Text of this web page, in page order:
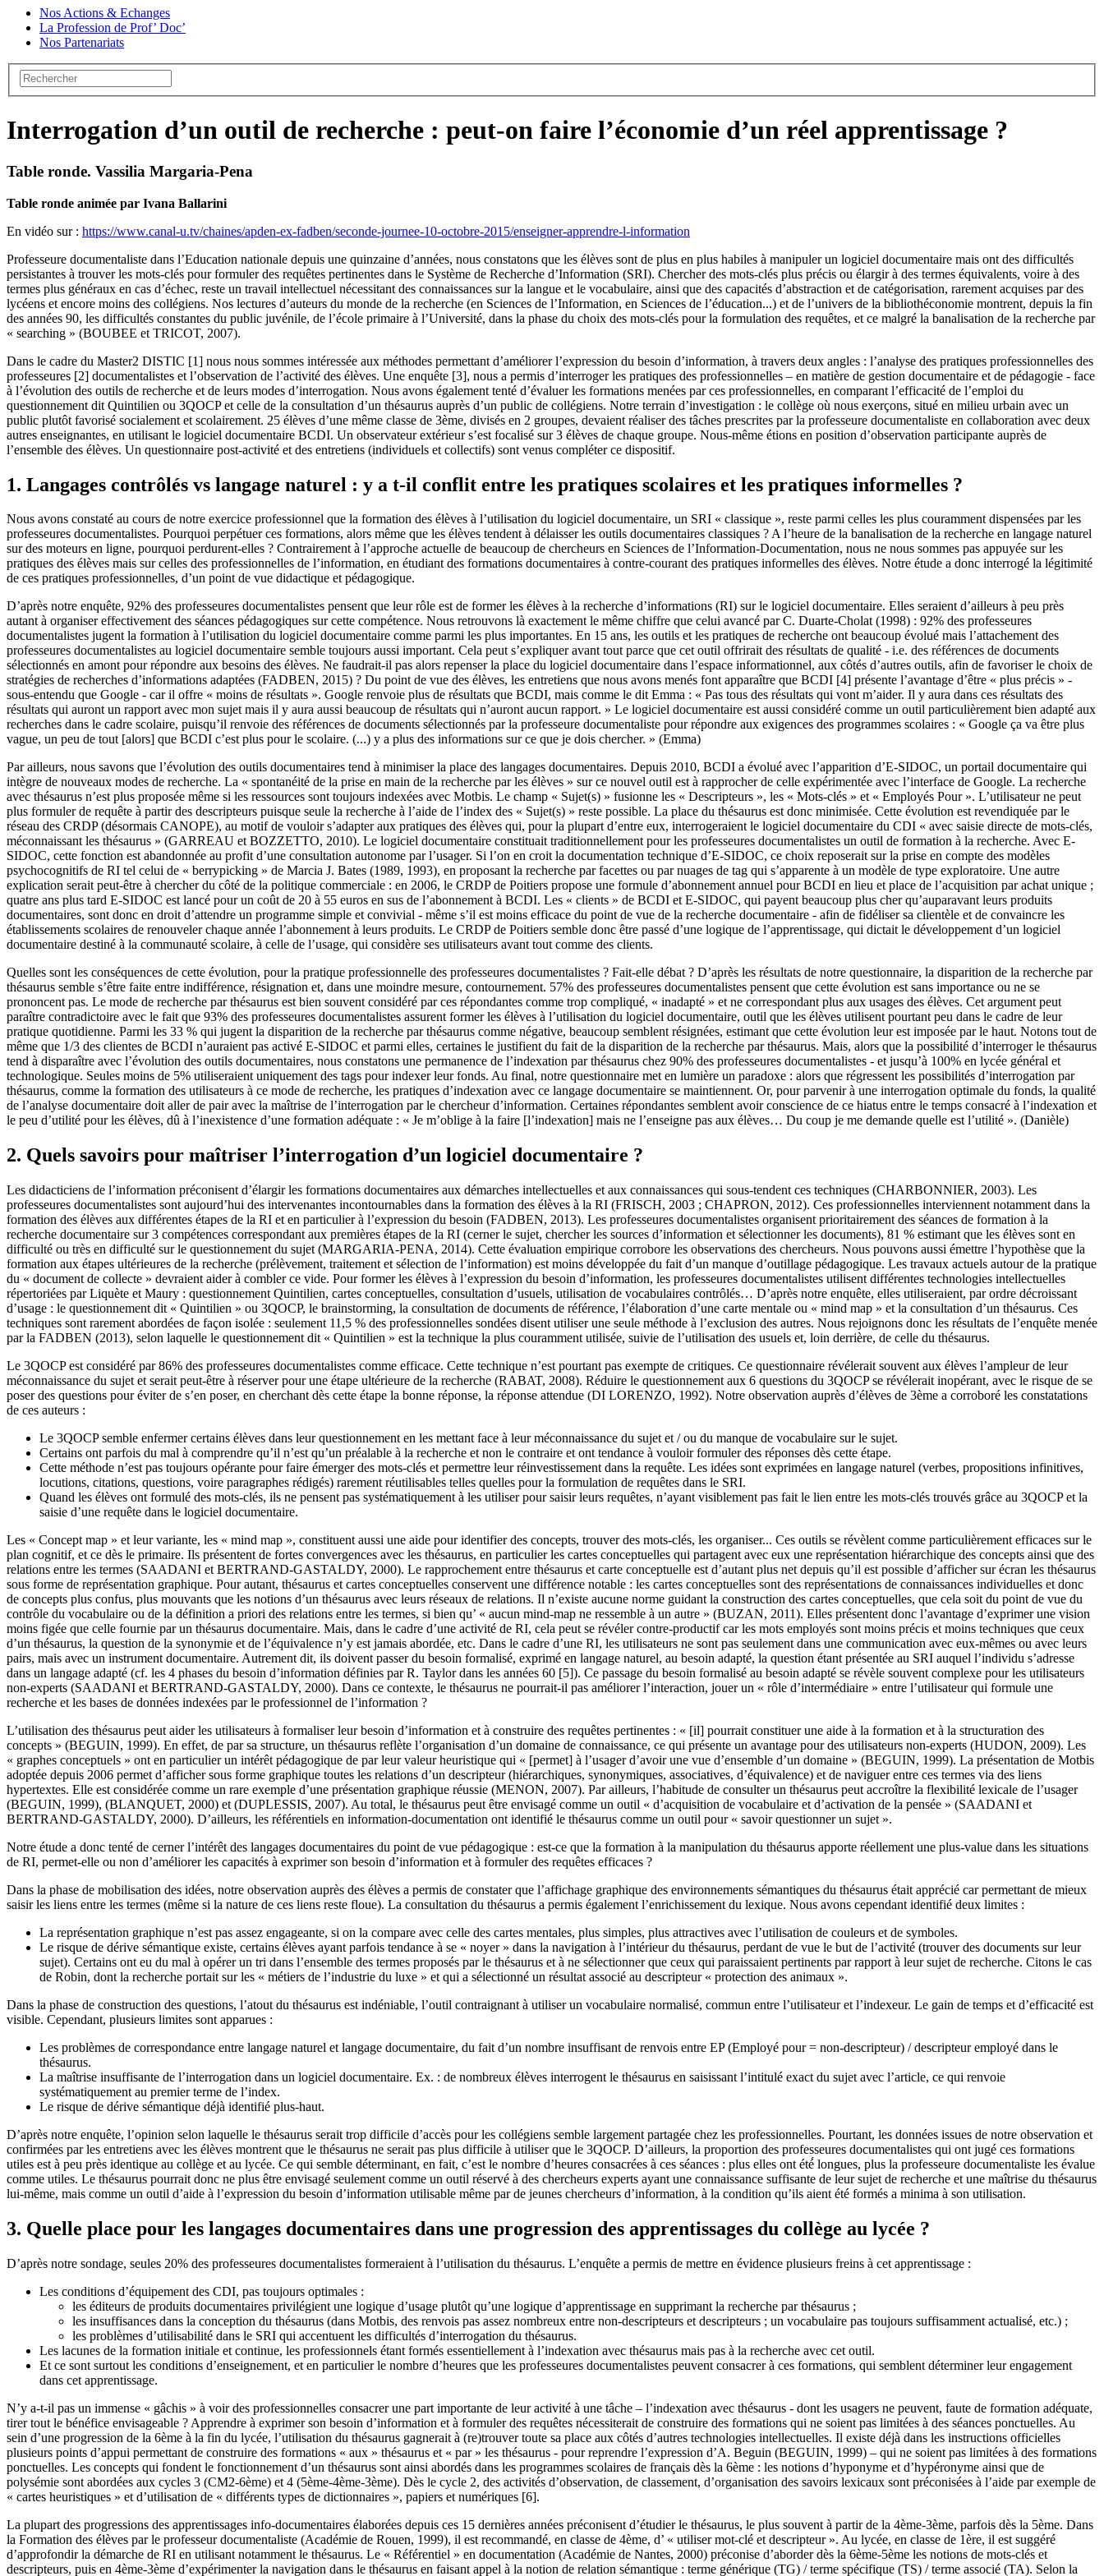
Nos Actions & Echanges
La Profession de Prof’ Doc’
Nos Partenariats
Interrogation d’un outil de recherche : peut-on faire l’économie d’un réel apprentissage ?
Table ronde. Vassilia Margaria-Pena
Table ronde animée par Ivana Ballarini
En vidéo sur : https://www.canal-u.tv/chaines/apden-ex-fadben/seconde-journee-10-octobre-2015/enseigner-apprendre-l-information
Professeure documentaliste dans l’Education nationale depuis une quinzaine d’années, nous constatons que les élèves sont de plus en plus habiles à manipuler un logiciel documentaire mais ont des difficultés
persistantes à trouver les mots-clés pour formuler des requêtes pertinentes dans le Système de Recherche d’Information (SRI). Chercher des mots-clés plus précis ou élargir à des termes équivalents, voire à des
termes plus généraux en cas d’échec, reste un travail intellectuel nécessitant des connaissances sur la langue et le vocabulaire, ainsi que des capacités d’abstraction et de catégorisation, rarement acquises par des
lycéens et encore moins des collégiens. Nos lectures d’auteurs du monde de la recherche (en Sciences de l’Information, en Sciences de l’éducation...) et de l’univers de la bibliothéconomie montrent, depuis la fin
des années 90, les difficultés constantes du public juvénile, de l’école primaire à l’Université, dans la phase du choix des mots-clés pour la formulation des requêtes, et ce malgré la banalisation de la recherche par
« searching » (BOUBEE et TRICOT, 2007).
Dans le cadre du Master2 DISTIC [1] nous nous sommes intéressée aux méthodes permettant d’améliorer l’expression du besoin d’information, à travers deux angles : l’analyse des pratiques professionnelles des
professeures [2] documentalistes et l’observation de l’activité des élèves. Une enquête [3], nous a permis d’interroger les pratiques des professionnelles – en matière de gestion documentaire et de pédagogie - face
à l’évolution des outils de recherche et de leurs modes d’interrogation. Nous avons également tenté d’évaluer les formations menées par ces professionnelles, en comparant l’efficacité de l’emploi du
questionnement dit Quintilien ou 3QOCP et celle de la consultation d’un thésaurus auprès d’un public de collégiens. Notre terrain d’investigation : le collège où nous exerçons, situé en milieu urbain avec un
public plutôt favorisé socialement et scolairement. 25 élèves d’une même classe de 3ème, divisés en 2 groupes, devaient réaliser des tâches prescrites par la professeure documentaliste en collaboration avec deux
autres enseignantes, en utilisant le logiciel documentaire BCDI. Un observateur extérieur s’est focalisé sur 3 élèves de chaque groupe. Nous-même étions en position d’observation participante auprès de
l’ensemble des élèves. Un questionnaire post-activité et des entretiens (individuels et collectifs) sont venus compléter ce dispositif.
1. Langages contrôlés vs langage naturel : y a t-il conflit entre les pratiques scolaires et les pratiques informelles ?
Nous avons constaté au cours de notre exercice professionnel que la formation des élèves à l’utilisation du logiciel documentaire, un SRI « classique », reste parmi celles les plus couramment dispensées par les
professeures documentalistes. Pourquoi perpétuer ces formations, alors même que les élèves tendent à délaisser les outils documentaires classiques ? A l’heure de la banalisation de la recherche en langage naturel
sur des moteurs en ligne, pourquoi perdurent-elles ? Contrairement à l’approche actuelle de beaucoup de chercheurs en Sciences de l’Information-Documentation, nous ne nous sommes pas appuyée sur les
pratiques des élèves mais sur celles des professionnelles de l’information, en étudiant des formations documentaires à contre-courant des pratiques informelles des élèves. Notre étude a donc interrogé la légitimité
de ces pratiques professionnelles, d’un point de vue didactique et pédagogique.
D’après notre enquête, 92% des professeures documentalistes pensent que leur rôle est de former les élèves à la recherche d’informations (RI) sur le logiciel documentaire. Elles seraient d’ailleurs à peu près
autant à organiser effectivement des séances pédagogiques sur cette compétence. Nous retrouvons là exactement le même chiffre que celui avancé par C. Duarte-Cholat (1998) : 92% des professeures
documentalistes jugent la formation à l’utilisation du logiciel documentaire comme parmi les plus importantes. En 15 ans, les outils et les pratiques de recherche ont beaucoup évolué mais l’attachement des
professeures documentalistes au logiciel documentaire semble toujours aussi important. Cela peut s’expliquer avant tout parce que cet outil offrirait des résultats de qualité - i.e. des références de documents
sélectionnés en amont pour répondre aux besoins des élèves. Ne faudrait-il pas alors repenser la place du logiciel documentaire dans l’espace informationnel, aux côtés d’autres outils, afin de favoriser le choix de
stratégies de recherches d’informations adaptées (FADBEN, 2015) ? Du point de vue des élèves, les entretiens que nous avons menés font apparaître que BCDI [4] présente l’avantage d’être « plus précis » -
sous-entendu que Google - car il offre « moins de résultats ». Google renvoie plus de résultats que BCDI, mais comme le dit Emma : « Pas tous des résultats qui vont m’aider. Il y aura dans ces résultats des
résultats qui auront un rapport avec mon sujet mais il y aura aussi beaucoup de résultats qui n’auront aucun rapport. » Le logiciel documentaire est aussi considéré comme un outil particulièrement bien adapté aux
recherches dans le cadre scolaire, puisqu’il renvoie des références de documents sélectionnés par la professeure documentaliste pour répondre aux exigences des programmes scolaires : « Google ça va être plus
vague, un peu de tout [alors] que BCDI c’est plus pour le scolaire. (...) y a plus des informations sur ce que je dois chercher. » (Emma)
Par ailleurs, nous savons que l’évolution des outils documentaires tend à minimiser la place des langages documentaires. Depuis 2010, BCDI a évolué avec l’apparition d’E-SIDOC, un portail documentaire qui
intègre de nouveaux modes de recherche. La « spontanéité de la prise en main de la recherche par les élèves » sur ce nouvel outil est à rapprocher de celle expérimentée avec l’interface de Google. La recherche
avec thésaurus n’est plus proposée même si les ressources sont toujours indexées avec Motbis. Le champ « Sujet(s) » fusionne les « Descripteurs », les « Mots-clés » et « Employés Pour ». L’utilisateur ne peut
plus formuler de requête à partir des descripteurs puisque seule la recherche à l’aide de l’index des « Sujet(s) » reste possible. La place du thésaurus est donc minimisée. Cette évolution est revendiquée par le
réseau des CRDP (désormais CANOPE), au motif de vouloir s’adapter aux pratiques des élèves qui, pour la plupart d’entre eux, interrogeraient le logiciel documentaire du CDI « avec saisie directe de mots-clés,
méconnaissant les thésaurus » (GARREAU et BOZZETTO, 2010). Le logiciel documentaire constituait traditionnellement pour les professeures documentalistes un outil de formation à la recherche. Avec E-
SIDOC, cette fonction est abandonnée au profit d’une consultation autonome par l’usager. Si l’on en croit la documentation technique d’E-SIDOC, ce choix reposerait sur la prise en compte des modèles
psychocognitifs de RI tel celui de « berrypicking » de Marcia J. Bates (1989, 1993), en proposant la recherche par facettes ou par nuages de tag qui s’apparente à un modèle de type exploratoire. Une autre
explication serait peut-être à chercher du côté de la politique commerciale : en 2006, le CRDP de Poitiers propose une formule d’abonnement annuel pour BCDI en lieu et place de l’acquisition par achat unique ;
quatre ans plus tard E-SIDOC est lancé pour un coût de 20 à 55 euros en sus de l’abonnement à BCDI. Les « clients » de BCDI et E-SIDOC, qui payent beaucoup plus cher qu’auparavant leurs produits
documentaires, sont donc en droit d’attendre un programme simple et convivial - même s’il est moins efficace du point de vue de la recherche documentaire - afin de fidéliser sa clientèle et de convaincre les
établissements scolaires de renouveler chaque année l’abonnement à leurs produits. Le CRDP de Poitiers semble donc être passé d’une logique de l’apprentissage, qui dictait le développement d’un logiciel
documentaire destiné à la communauté scolaire, à celle de l’usage, qui considère ses utilisateurs avant tout comme des clients.
Quelles sont les conséquences de cette évolution, pour la pratique professionnelle des professeures documentalistes ? Fait-elle débat ? D’après les résultats de notre questionnaire, la disparition de la recherche par
thésaurus semble s’être faite entre indifférence, résignation et, dans une moindre mesure, contournement. 57% des professeures documentalistes pensent que cette évolution est sans importance ou ne se
prononcent pas. Le mode de recherche par thésaurus est bien souvent considéré par ces répondantes comme trop compliqué, « inadapté » et ne correspondant plus aux usages des élèves. Cet argument peut
paraître contradictoire avec le fait que 93% des professeures documentalistes assurent former les élèves à l’utilisation du logiciel documentaire, outil que les élèves utilisent pourtant peu dans le cadre de leur
pratique quotidienne. Parmi les 33 % qui jugent la disparition de la recherche par thésaurus comme négative, beaucoup semblent résignées, estimant que cette évolution leur est imposée par le haut. Notons tout de
même que 1/3 des clientes de BCDI n’auraient pas activé E-SIDOC et parmi elles, certaines le justifient du fait de la disparition de la recherche par thésaurus. Mais, alors que la possibilité d’interroger le thésaurus
tend à disparaître avec l’évolution des outils documentaires, nous constatons une permanence de l’indexation par thésaurus chez 90% des professeures documentalistes - et jusqu’à 100% en lycée général et
technologique. Seules moins de 5% utiliseraient uniquement des tags pour indexer leur fonds. Au final, notre questionnaire met en lumière un paradoxe : alors que régressent les possibilités d’interrogation par
thésaurus, comme la formation des utilisateurs à ce mode de recherche, les pratiques d’indexation avec ce langage documentaire se maintiennent. Or, pour parvenir à une interrogation optimale du fonds, la qualité
de l’analyse documentaire doit aller de pair avec la maîtrise de l’interrogation par le chercheur d’information. Certaines répondantes semblent avoir conscience de ce hiatus entre le temps consacré à l’indexation et
le peu d’utilité pour les élèves, dû à l’inexistence d’une formation adéquate : « Je m’oblige à la faire [l’indexation] mais ne l’enseigne pas aux élèves… Du coup je me demande quelle est l’utilité ». (Danièle)
2. Quels savoirs pour maîtriser l’interrogation d’un logiciel documentaire ?
Les didacticiens de l’information préconisent d’élargir les formations documentaires aux démarches intellectuelles et aux connaissances qui sous-tendent ces techniques (CHARBONNIER, 2003). Les
professeures documentalistes sont aujourd’hui des intervenantes incontournables dans la formation des élèves à la RI (FRISCH, 2003 ; CHAPRON, 2012). Ces professionnelles interviennent notamment dans la
formation des élèves aux différentes étapes de la RI et en particulier à l’expression du besoin (FADBEN, 2013). Les professeures documentalistes organisent prioritairement des séances de formation à la
recherche documentaire sur 3 compétences correspondant aux premières étapes de la RI (cerner le sujet, chercher les sources d’information et sélectionner les documents), 81 % estimant que les élèves sont en
difficulté ou très en difficulté sur le questionnement du sujet (MARGARIA-PENA, 2014). Cette évaluation empirique corrobore les observations des chercheurs. Nous pouvons aussi émettre l’hypothèse que la
formation aux étapes ultérieures de la recherche (prélèvement, traitement et sélection de l’information) est moins développée du fait d’un manque d’outillage pédagogique. Les travaux actuels autour de la pratique
du « document de collecte » devraient aider à combler ce vide. Pour former les élèves à l’expression du besoin d’information, les professeures documentalistes utilisent différentes technologies intellectuelles
répertoriées par Liquète et Maury : questionnement Quintilien, cartes conceptuelles, consultation d’usuels, utilisation de vocabulaires contrôlés… D’après notre enquête, elles utiliseraient, par ordre décroissant
d’usage : le questionnement dit « Quintilien » ou 3QOCP, le brainstorming, la consultation de documents de référence, l’élaboration d’une carte mentale ou « mind map » et la consultation d’un thésaurus. Ces
techniques sont rarement abordées de façon isolée : seulement 11,5 % des professionnelles sondées disent utiliser une seule méthode à l’exclusion des autres. Nous rejoignons donc les résultats de l’enquête menée
par la FADBEN (2013), selon laquelle le questionnement dit « Quintilien » est la technique la plus couramment utilisée, suivie de l’utilisation des usuels et, loin derrière, de celle du thésaurus.
Le 3QOCP est considéré par 86% des professeures documentalistes comme efficace. Cette technique n’est pourtant pas exempte de critiques. Ce questionnaire révélerait souvent aux élèves l’ampleur de leur
méconnaissance du sujet et serait peut-être à réserver pour une étape ultérieure de la recherche (RABAT, 2008). Réduire le questionnement aux 6 questions du 3QOCP se révélerait inopérant, avec le risque de se
poser des questions pour éviter de s’en poser, en cherchant dès cette étape la bonne réponse, la réponse attendue (DI LORENZO, 1992). Notre observation auprès d’élèves de 3ème a corroboré les constatations
de ces auteurs :
Le 3QOCP semble enfermer certains élèves dans leur questionnement en les mettant face à leur méconnaissance du sujet et / ou du manque de vocabulaire sur le sujet.
Certains ont parfois du mal à comprendre qu’il n’est qu’un préalable à la recherche et non le contraire et ont tendance à vouloir formuler des réponses dès cette étape.
Cette méthode n’est pas toujours opérante pour faire émerger des mots-clés et permettre leur réinvestissement dans la requête. Les idées sont exprimées en langage naturel (verbes, propositions infinitives,
locutions, citations, questions, voire paragraphes rédigés) rarement réutilisables telles quelles pour la formulation de requêtes dans le SRI.
Quand les élèves ont formulé des mots-clés, ils ne pensent pas systématiquement à les utiliser pour saisir leurs requêtes, n’ayant visiblement pas fait le lien entre les mots-clés trouvés grâce au 3QOCP et la
saisie d’une requête dans le logiciel documentaire.
Les « Concept map » et leur variante, les « mind map », constituent aussi une aide pour identifier des concepts, trouver des mots-clés, les organiser... Ces outils se révèlent comme particulièrement efficaces sur le
plan cognitif, et ce dès le primaire. Ils présentent de fortes convergences avec les thésaurus, en particulier les cartes conceptuelles qui partagent avec eux une représentation hiérarchique des concepts ainsi que des
relations entre les termes (SAADANI et BERTRAND-GASTALDY, 2000). Le rapprochement entre thésaurus et carte conceptuelle est d’autant plus net depuis qu’il est possible d’afficher sur écran les thésaurus
sous forme de représentation graphique. Pour autant, thésaurus et cartes conceptuelles conservent une différence notable : les cartes conceptuelles sont des représentations de connaissances individuelles et donc
de concepts plus confus, plus mouvants que les notions d’un thésaurus avec leurs réseaux de relations. Il n’existe aucune norme guidant la construction des cartes conceptuelles, que cela soit du point de vue du
contrôle du vocabulaire ou de la définition a priori des relations entre les termes, si bien qu’ « aucun mind-map ne ressemble à un autre » (BUZAN, 2011). Elles présentent donc l’avantage d’exprimer une vision
moins figée que celle fournie par un thésaurus documentaire. Mais, dans le cadre d’une activité de RI, cela peut se révéler contre-productif car les mots employés sont moins précis et moins techniques que ceux
d’un thésaurus, la question de la synonymie et de l’équivalence n’y est jamais abordée, etc. Dans le cadre d’une RI, les utilisateurs ne sont pas seulement dans une communication avec eux-mêmes ou avec leurs
pairs, mais avec un instrument documentaire. Autrement dit, ils doivent passer du besoin formalisé, exprimé en langage naturel, au besoin adapté, la question étant présentée au SRI auquel l’individu s’adresse
dans un langage adapté (cf. les 4 phases du besoin d’information définies par R. Taylor dans les années 60 [5]). Ce passage du besoin formalisé au besoin adapté se révèle souvent complexe pour les utilisateurs
non-experts (SAADANI et BERTRAND-GASTALDY, 2000). Dans ce contexte, le thésaurus ne pourrait-il pas améliorer l’interaction, jouer un « rôle d’intermédiaire » entre l’utilisateur qui formule une
recherche et les bases de données indexées par le professionnel de l’information ?
L’utilisation des thésaurus peut aider les utilisateurs à formaliser leur besoin d’information et à construire des requêtes pertinentes : « [il] pourrait constituer une aide à la formation et à la structuration des
concepts » (BEGUIN, 1999). En effet, de par sa structure, un thésaurus reflète l’organisation d’un domaine de connaissance, ce qui présente un avantage pour des utilisateurs non-experts (HUDON, 2009). Les
« graphes conceptuels » ont en particulier un intérêt pédagogique de par leur valeur heuristique qui « [permet] à l’usager d’avoir une vue d’ensemble d’un domaine » (BEGUIN, 1999). La présentation de Motbis
adoptée depuis 2006 permet d’afficher sous forme graphique toutes les relations d’un descripteur (hiérarchiques, synonymiques, associatives, d’équivalence) et de naviguer entre ces termes via des liens
hypertextes. Elle est considérée comme un rare exemple d’une présentation graphique réussie (MENON, 2007). Par ailleurs, l’habitude de consulter un thésaurus peut accroître la flexibilité lexicale de l’usager
(BEGUIN, 1999), (BLANQUET, 2000) et (DUPLESSIS, 2007). Au total, le thésaurus peut être envisagé comme un outil « d’acquisition de vocabulaire et d’activation de la pensée » (SAADANI et
BERTRAND-GASTALDY, 2000). D’ailleurs, les référentiels en information-documentation ont identifié le thésaurus comme un outil pour « savoir questionner un sujet ».
Notre étude a donc tenté de cerner l’intérêt des langages documentaires du point de vue pédagogique : est-ce que la formation à la manipulation du thésaurus apporte réellement une plus-value dans les situations
de RI, permet-elle ou non d’améliorer les capacités à exprimer son besoin d’information et à formuler des requêtes efficaces ?
Dans la phase de mobilisation des idées, notre observation auprès des élèves a permis de constater que l’affichage graphique des environnements sémantiques du thésaurus était apprécié car permettant de mieux
saisir les liens entre les termes (même si la nature de ces liens reste floue). La consultation du thésaurus a permis également l’enrichissement du lexique. Nous avons cependant identifié deux limites :
La représentation graphique n’est pas assez engageante, si on la compare avec celle des cartes mentales, plus simples, plus attractives avec l’utilisation de couleurs et de symboles.
Le risque de dérive sémantique existe, certains élèves ayant parfois tendance à se « noyer » dans la navigation à l’intérieur du thésaurus, perdant de vue le but de l’activité (trouver des documents sur leur
sujet). Certains ont eu du mal à opérer un tri dans l’ensemble des termes proposés par le thésaurus et à ne sélectionner que ceux qui paraissaient pertinents par rapport à leur sujet de recherche. Citons le cas
de Robin, dont la recherche portait sur les « métiers de l’industrie du luxe » et qui a sélectionné un résultat associé au descripteur « protection des animaux ».
Dans la phase de construction des questions, l’atout du thésaurus est indéniable, l’outil contraignant à utiliser un vocabulaire normalisé, commun entre l’utilisateur et l’indexeur. Le gain de temps et d’efficacité est
visible. Cependant, plusieurs limites sont apparues :
Les problèmes de correspondance entre langage naturel et langage documentaire, du fait d’un nombre insuffisant de renvois entre EP (Employé pour = non-descripteur) / descripteur employé dans le
thésaurus.
La maîtrise insuffisante de l’interrogation dans un logiciel documentaire. Ex. : de nombreux élèves interrogent le thésaurus en saisissant l’intitulé exact du sujet avec l’article, ce qui renvoie
systématiquement au premier terme de l’index.
Le risque de dérive sémantique déjà identifié plus-haut.
D’après notre enquête, l’opinion selon laquelle le thésaurus serait trop difficile d’accès pour les collégiens semble largement partagée chez les professionnelles. Pourtant, les données issues de notre observation et
confirmées par les entretiens avec les élèves montrent que le thésaurus ne serait pas plus difficile à utiliser que le 3QOCP. D’ailleurs, la proportion des professeures documentalistes qui ont jugé ces formations
utiles est à peu près identique au collège et au lycée. Ce qui semble déterminant, en fait, c’est le nombre d’heures consacrées à ces séances : plus elles ont été́ longues, plus la professeure documentaliste les évalue
comme utiles. Le thésaurus pourrait donc ne plus être envisagé seulement comme un outil réservé à des chercheurs experts ayant une connaissance suffisante de leur sujet de recherche et une maîtrise du thésaurus
lui-même, mais comme un outil d’aide à l’expression du besoin d’information utilisable même par de jeunes chercheurs d’information, à la condition qu’ils aient été formés a minima à son utilisation.
3. Quelle place pour les langages documentaires dans une progression des apprentissages du collège au lycée ?
D’après notre sondage, seules 20% des professeures documentalistes formeraient à l’utilisation du thésaurus. L’enquête a permis de mettre en évidence plusieurs freins à cet apprentissage :
Les conditions d’équipement des CDI, pas toujours optimales :
les éditeurs de produits documentaires privilégient une logique d’usage plutôt qu’une logique d’apprentissage en supprimant la recherche par thésaurus ;
les insuffisances dans la conception du thésaurus (dans Motbis, des renvois pas assez nombreux entre non-descripteurs et descripteurs ; un vocabulaire pas toujours suffisamment actualisé, etc.) ;
les problèmes d’utilisabilité dans le SRI qui accentuent les difficultés d’interrogation du thésaurus.
Les lacunes de la formation initiale et continue, les professionnels étant formés essentiellement à l’indexation avec thésaurus mais pas à la recherche avec cet outil.
Et ce sont surtout les conditions d’enseignement, et en particulier le nombre d’heures que les professeures documentalistes peuvent consacrer à ces formations, qui semblent déterminer leur engagement
dans cet apprentissage.
N’y a-t-il pas un immense « gâchis » à voir des professionnelles consacrer une part importante de leur activité à une tâche – l’indexation avec thésaurus - dont les usagers ne peuvent, faute de formation adéquate,
tirer tout le bénéfice envisageable ? Apprendre à exprimer son besoin d’information et à formuler des requêtes nécessiterait de construire des formations qui ne soient pas limitées à des séances ponctuelles. Au
sein d’une progression de la 6ème à la fin du lycée, l’utilisation du thésaurus gagnerait à (re)trouver toute sa place aux côtés d’autres technologies intellectuelles. Il existe déjà dans les instructions officielles
plusieurs points d’appui permettant de construire des formations « aux » thésaurus et « par » les thésaurus - pour reprendre l’expression d’A. Beguin (BEGUIN, 1999) – qui ne soient pas limitées à des formations
ponctuelles. Les concepts qui fondent le fonctionnement d’un thésaurus sont ainsi abordés dans les programmes scolaires de français dès la 6ème : les notions d’hyponyme et d’hypéronyme ainsi que de
polysémie sont abordées aux cycles 3 (CM2-6ème) et 4 (5ème-4ème-3ème). Dès le cycle 2, des activités d’observation, de classement, d’organisation des savoirs lexicaux sont préconisées à l’aide par exemple de
« cartes heuristiques » et d’utilisation de « différents types de dictionnaires », papiers et numériques [6].
La plupart des progressions des apprentissages info-documentaires élaborées depuis ces 15 dernières années préconisent d’étudier le thésaurus, le plus souvent à partir de la 4ème-3ème, parfois dès la 5ème. Dans
la Formation des élèves par le professeur documentaliste (Académie de Rouen, 1999), il est recommandé, en classe de 4ème, d’ « utiliser mot-clé et descripteur ». Au lycée, en classe de 1ère, il est suggéré
d’approfondir la démarche de RI en utilisant notamment le thésaurus. Le « Référentiel » en documentation (Académie de Nantes, 2000) préconise d’aborder dès la 6ème-5ème les notions de mots-clés et
descripteurs, puis en 4ème-3ème d’expérimenter la navigation dans le thésaurus en faisant appel à la notion de relation sémantique : terme générique (TG) / terme spécifique (TS) / terme associé (TA). Selon la